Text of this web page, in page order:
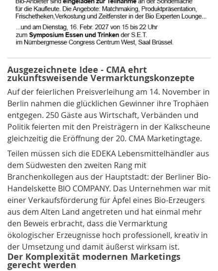
Ausgezeichnete Idee - CMA ehrt
zukunftsweisende Vermarktungskonzepte
Auf der feierlichen Preisverleihung am 14. November in
Berlin nahmen die glücklichen Gewinner ihre Trophäen
entgegen. 250 Gäste aus Wirtschaft, Verbänden und
Politik feierten mit den Preisträgern in der Kalkscheune
gleichzeitig die Eröffnung der 20. CMA Marketingtage.
Teilen müssen sich die EDEKA Lebensmittelhändler aus
dem Südwesten den zweiten Rang mit
Branchenkollegen aus der Hauptstadt: der Berliner Bio-
Handelskette BIO COMPANY. Das Unternehmen war mit
einer Verkaufsförderung für Äpfel eines Bio-Erzeugers
aus dem Alten Land angetreten und hat einmal mehr
den Beweis erbracht, dass die Vermarktung
ökologischer Erzeugnisse hoch professionell, kreativ in
der Umsetzung und damit äußerst wirksam ist.
Der Komplexität modernen Marketings
gerecht werden